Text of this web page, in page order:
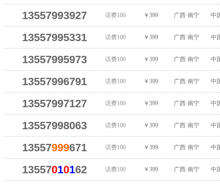
13557993927 话费100 ￥399 广西·南宁 中
13557995331 话费100 ￥399 广西·南宁 中
13557995973 话费100 ￥399 广西·南宁 中
13557996791 话费100 ￥399 广西·南宁 中
13557997127 话费100 ￥399 广西·南宁 中
13557998063 话费100 ￥399 广西·南宁 中
13557999671 话费100 ￥399 广西·南宁 中
13557010162 话费100 ￥399 广西·南宁 中